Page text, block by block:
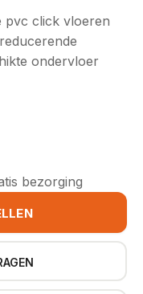
pvc click vloeren
ondervloer
bezorging